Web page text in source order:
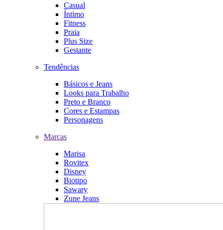
Casual
Íntimo
Fitness
Praia
Plus Size
Gestante
Tendências
Básicos e Jeans
Looks para Trabalho
Preto e Branco
Cores e Estampas
Personagens
Marcas
Marisa
Rovitex
Disney
Biotipo
Sawary
Zune Jeans